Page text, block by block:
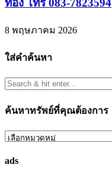
ทอง โทร 083‐7823594
8 พฤษภาคม 2026
ใส่คำค้นหา
ค้นหาทรัพย์ที่คุณต้องการ
ค้นหา
ที่
ads